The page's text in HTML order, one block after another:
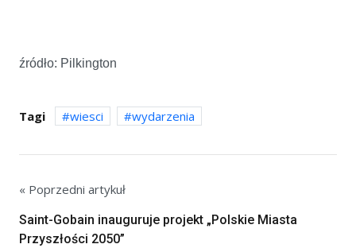
źródło: Pilkington
Tagi wiesci wydarzenia
« Poprzedni artykuł
Saint-Gobain inauguruje projekt „Polskie Miasta
Przyszłości 2050”